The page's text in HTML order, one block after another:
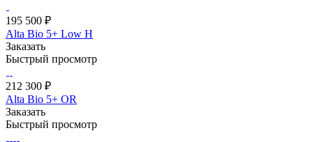
195 500 ₽
Alta Bio 5+ Low Н
Заказать
Быстрый просмотр
212 300 ₽
Alta Bio 5+ OR
Заказать
Быстрый просмотр